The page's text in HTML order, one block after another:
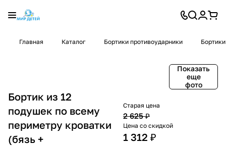
Главная Каталог Бортики противоударники
Показать
еще
фото
Бортик из 12
подушек по всему
периметру кроватки
(бязь +
Старая цена
2 625 ₽
Цена со скидкой
1 312 ₽